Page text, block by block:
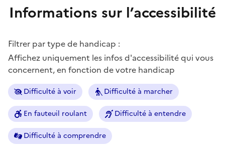
Informations sur l’accessibilité
Filtrer par type de handicap :
Affichez uniquement les infos d'accessibilité qui vous
concernent, en fonction de votre handicap
Difficulté à voir Difficulté à marcher
En fauteuil roulant Difficulté à entendre
Difficulté à comprendre